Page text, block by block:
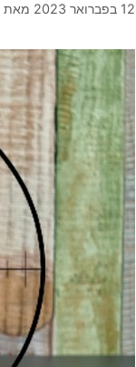
12 בפברואר 2023 מאת